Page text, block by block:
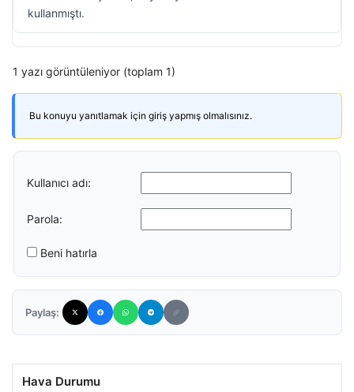
kullanmıştı.
1 yazı görüntüleniyor (toplam 1)
Bu konuyu yanıtlamak için giriş yapmış olmalısınız.
Kullanıcı adı:
Parola:
Beni hatırla
Paylaş:
Hava Durumu